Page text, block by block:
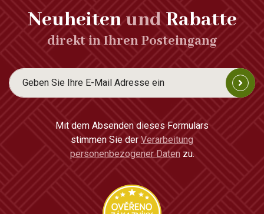
NeuheitenundRabatte
direkt in Ihren Posteingang
Mit dem Absenden dieses Formulars
stimmen Sie der Verarbeitung
personenbezogener Daten zu.